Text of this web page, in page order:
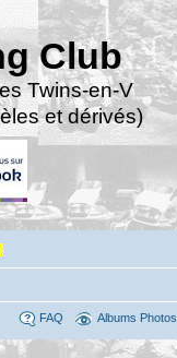
Club
Twins-en-V
et dérivés)
FAQ Albums Photos